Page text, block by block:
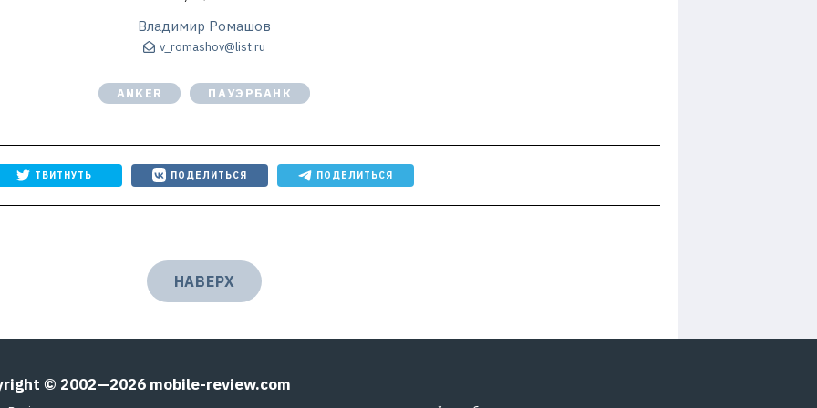
Владимир Ромашов
v_romashov@list.ru
ANKER ПАУЭРБАНК
ТВИТНУТЬ ПОДЕЛИТЬСЯ ПОДЕЛИТЬСЯ
НАВЕРХ
© 2002—2026 mobile-review.com